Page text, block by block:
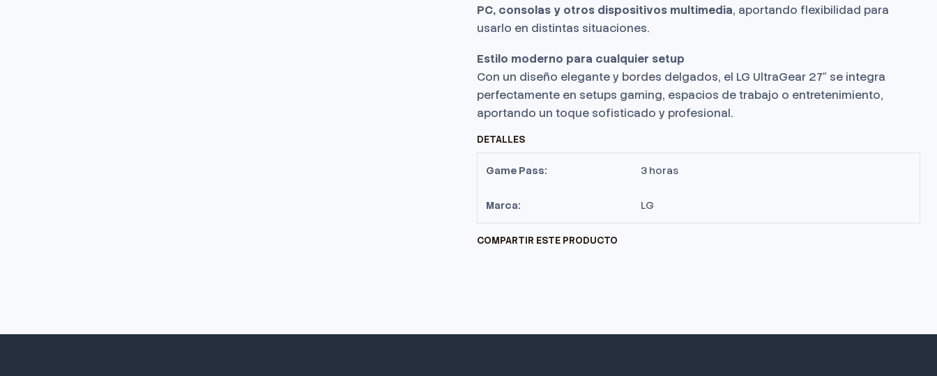
PC, consolas y otros dispositivos multimedia, aportando flexibilidad para
usarlo en distintas situaciones.
Estilo moderno para cualquier setup
Con un diseño elegante y bordes delgados, el LG UltraGear 27″ se integra
perfectamente en setups gaming, espacios de trabajo o entretenimiento,
aportando un toque sofisticado y profesional.
DETALLES
Game Pass: 3 horas
Marca: LG
COMPARTIR ESTE PRODUCTO